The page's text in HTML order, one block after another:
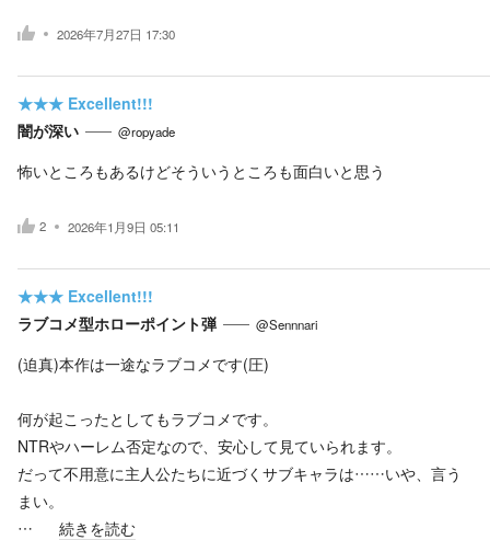
2026年7月27日 17:30
★★★ Excellent!!!
闇が深い
@ropyade
怖いところもあるけどそういうところも面白いと思う
2 2026年1月9日 05:11
★★★ Excellent!!!
ラブコメ型ホローポイント弾
@Sennnari
(迫真)本作は一途なラブコメです(圧)
何が起こったとしてもラブコメです。
NTRやハーレム否定なので、安心して見ていられます。
だって不用意に主人公たちに近づくサブキャラは……いや、言う
まい。
…
続きを読む